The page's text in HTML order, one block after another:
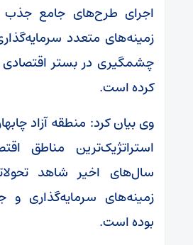
اجرای طرح‌های جامع جذب
زمینه‌های متعدد
چشمگیری در بستر اقتصادی
کرده است.
وی بیان کرد: منطقه آزاد
استراتژیک‌ترین مناطق
سال‌های اخیر شاهد
زمینه‌های سرمایه‌گذاری و
بوده است.